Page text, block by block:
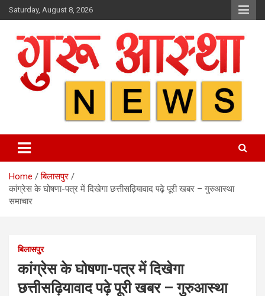
Skip
to
Saturday, August 8, 2026
Home
बिलासपुर
कांग्रेस के घोषणा-पत्र में दिखेगा छत्तीसढ़ियावाद पढ़े पूरी खबर – गुरुआस्था
समाचार
बिलासपुर
कांग्रेस के घोषणा-पत्र में दिखेगा
छत्तीसढ़ियावाद पढ़े पूरी खबर – गुरुआस्था